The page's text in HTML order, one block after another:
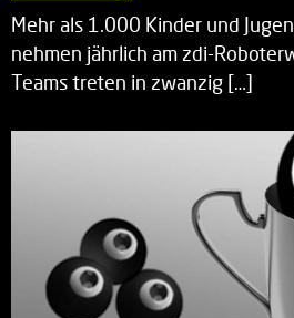
Mehr als 1.000 Kinder und
nehmen jährlich am zdi-
Teams treten in zwanzig […]